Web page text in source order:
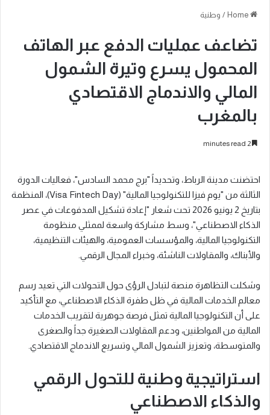
/ وطنية
تضاعف عمليات الدفع عبر الهاتف
المحمول يسرع وتيرة الشمول
المالي والاندماج الاقتصادي
بالمغرب
احتضنت مدينة الرباط، وتحديداً "برج محمد السادس"، فعاليات الدورة
الثالثة من "يوم فيزا للتكنولوجيا المالية" (Visa Fintech Day)، المنظمة
بتاريخ 2 يونيو 2026 تحت شعار "إعادة تشكيل المدفوعات في عصر
الذكاء الاصطناعي"، وسط مشاركة واسعة لممثلي منظومة
التكنولوجيا المالية، والمؤسسات العمومية، والهيئات التنظيمية،
والأبناك، والمقاولات الناشئة، وخبراء المجال الرقمي.
وشكلت التظاهرة منصة لتبادل الرؤى حول التحولات التي تعيد رسم
معالم الخدمات المالية في ظل طفرة الذكاء الاصطناعي، مع التأكيد
على أن التكنولوجيا المالية تمثل فرصة جوهرية لتقريب الخدمات
المالية من المواطنين، ودعم المقاولات الصغيرة جداً والصغرى
والمتوسطة، وتعزيز الشمول المالي وتسريع الاندماج الاقتصادي.
استراتيجية وطنية للتحول الرقمي
والذكاء الاصطناعي